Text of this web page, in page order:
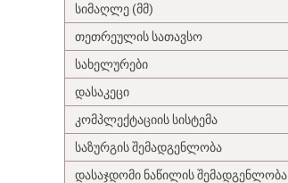
სიმაღლე (მმ)
თეთრეულის სათავსო
სახელურები
დასაკეცი
კომპლექტაციის სისტემა
საზურგის შემადგენლობა
დასაჯდომი ნაწილის შემადგენლობა